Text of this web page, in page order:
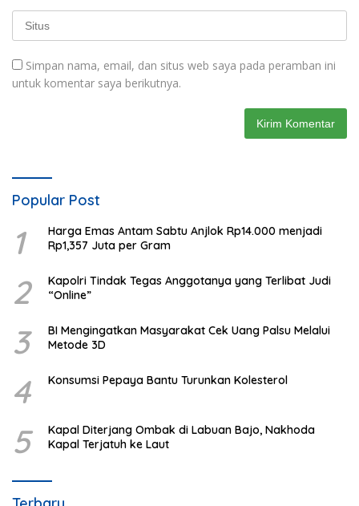
Simpan nama, email, dan situs web saya pada peramban ini
untuk komentar saya berikutnya.
Popular Post
1
Harga Emas Antam Sabtu Anjlok Rp14.000 menjadi
Rp1,357 Juta per Gram
2
Kapolri Tindak Tegas Anggotanya yang Terlibat Judi
“Online”
3
BI Mengingatkan Masyarakat Cek Uang Palsu Melalui
Metode 3D
4 Konsumsi Pepaya Bantu Turunkan Kolesterol
5
Kapal Diterjang Ombak di Labuan Bajo, Nakhoda
Kapal Terjatuh ke Laut